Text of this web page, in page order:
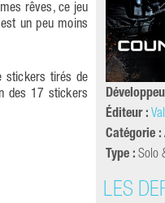
rêves, ce jeu
un peu moins
stickers tirés de
des 17 stickers
Éditeur :
Catégorie :
Type : Solo
LES